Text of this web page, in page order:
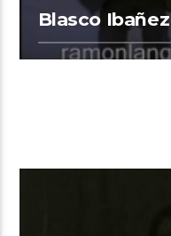
Blasco Ibañez